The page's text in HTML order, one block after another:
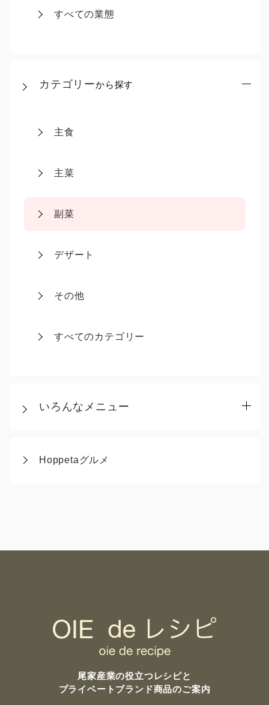
すべての業態
カテゴリーから探す
主食
主菜
副菜
デザート
その他
すべてのカテゴリー
いろんなメニュー
Hoppetaグルメ
尾家産業の役立つレシピと
プライベートブランド商品のご案内